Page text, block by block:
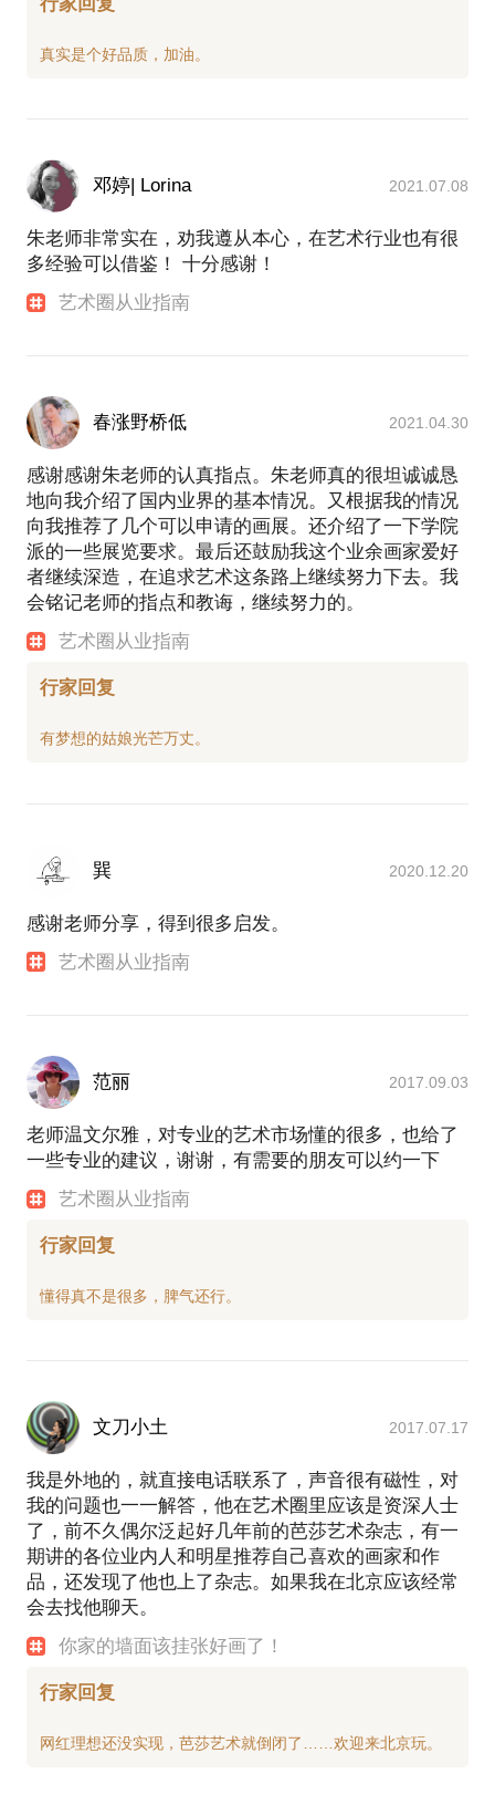
邓婷| Lorina 2021.07.08
朱老师非常实在，劝我遵从本心，在艺术行业也有很
多经验可以借鉴！ 十分感谢！
艺术圈从业指南
春涨野桥低 2021.04.30
感谢感谢朱老师的认真指点。朱老师真的很坦诚诚恳
地向我介绍了国内业界的基本情况。又根据我的情况
向我推荐了几个可以申请的画展。还介绍了一下学院
派的一些展览要求。最后还鼓励我这个业余画家爱好
者继续深造，在追求艺术这条路上继续努力下去。我
会铭记老师的指点和教诲，继续努力的。
艺术圈从业指南
行家回复
巽 2020.12.20
感谢老师分享，得到很多启发。
艺术圈从业指南
范丽 2017.09.03
老师温文尔雅，对专业的艺术市场懂的很多，也给了
一些专业的建议，谢谢，有需要的朋友可以约一下
艺术圈从业指南
行家回复
文刀小土 2017.07.17
我是外地的，就直接电话联系了，声音很有磁性，对
我的问题也一一解答，他在艺术圈里应该是资深人士
了，前不久偶尔泛起好几年前的芭莎艺术杂志，有一
期讲的各位业内人和明星推荐自己喜欢的画家和作
品，还发现了他也上了杂志。如果我在北京应该经常
会去找他聊天。
你家的墙面该挂张好画了！
行家回复